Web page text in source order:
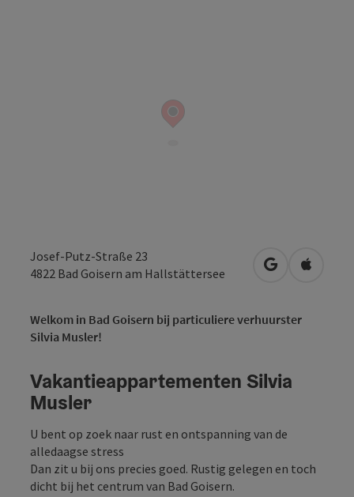
Josef-Putz-Straße 23
4822 Bad Goisern am Hallstättersee Openen in
Welkom in Bad Goisern bij particuliere verhuurster
Silvia Musler!
Vakantieappartementen Silvia
Musler
U bent op zoek naar rust en ontspanning van de
alledaagse stress
Dan zit u bij ons precies goed. Rustig gelegen en toch
dicht bij het centrum van Bad Goisern.